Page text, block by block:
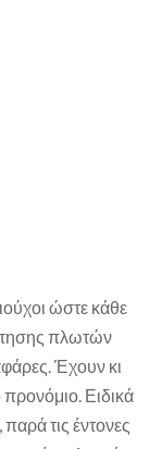
ώστε κάθε
πλωτών
Έχουν κι
Ειδικά
παρά τις έντονες